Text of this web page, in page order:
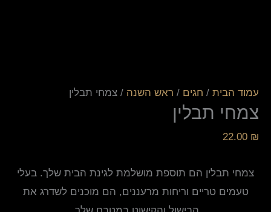
עמוד הבית / חגים / ראש השנה / צמחי תבלין
צמחי תבלין
22.00 ₪
צמחי תבלין הם תוספת מושלמת לגינת הבית שלך. בעלי
טעמים טריים וריחות מרעננים, הם מוכנים לשדרג את